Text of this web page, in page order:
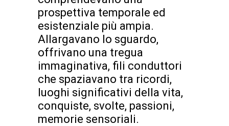
prospettiva temporale ed
esistenziale più ampia.
Allargavano lo sguardo,
offrivano una tregua
immaginativa, fili conduttori
che spaziavano tra ricordi,
luoghi significativi della vita,
conquiste, svolte, passioni,
memorie sensoriali.